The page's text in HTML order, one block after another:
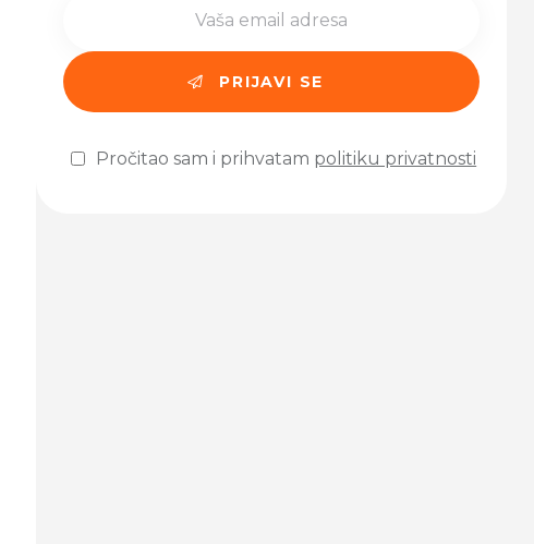
Pročitao sam i prihvatam politiku privatnosti